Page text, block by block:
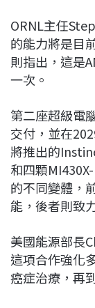
ORNL主任
的能力將是目
則指出，這是
一次。
第二座超級電
交付，並在
將推出的
和四顆
的不同變體，
能，後者則致
美國能源部長
這項合作強化
癌症治療，再